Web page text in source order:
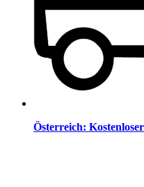
Österreich: